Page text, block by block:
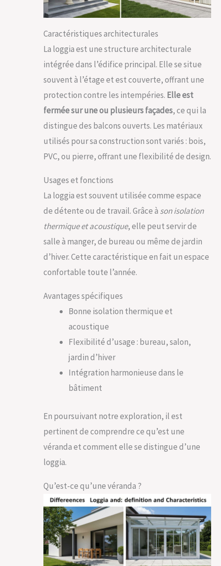
Caractéristiques architecturales
La loggia est une structure architecturale
intégrée dans l’édifice principal. Elle se situe
souvent à l’étage et est couverte, offrant une
protection contre les intempéries. Elle est
fermée sur une ou plusieurs façades, ce qui la
distingue des balcons ouverts. Les matériaux
utilisés pour sa construction sont variés : bois,
PVC, ou pierre, offrant une flexibilité de design.
Usages et fonctions
La loggia est souvent utilisée comme espace
de détente ou de travail. Grâce à son isolation
thermique et acoustique, elle peut servir de
salle à manger, de bureau ou même de jardin
d’hiver. Cette caractéristique en fait un espace
confortable toute l’année.
Avantages spécifiques
Bonne isolation thermique et
acoustique
Flexibilité d’usage : bureau, salon,
jardin d’hiver
Intégration harmonieuse dans le
bâtiment
En poursuivant notre exploration, il est
pertinent de comprendre ce qu’est une
véranda et comment elle se distingue d’une
loggia.
Qu’est-ce qu’une véranda ?